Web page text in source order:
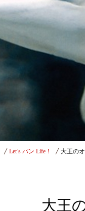
Let’s パン Life！ 大王の
大王